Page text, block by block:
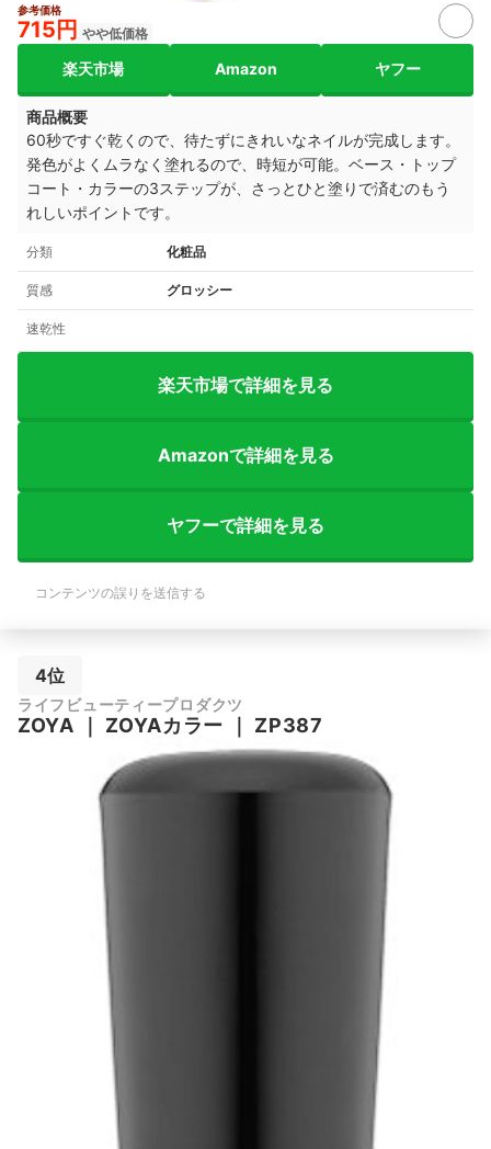
参考価格
715円 やや低価格
楽天市場 Amazon ヤフー
商品概要
60秒ですぐ乾くので、待たずにきれいなネイルが完成します。
発色がよくムラなく塗れるので、時短が可能。ベース・トップ
コート・カラーの3ステップが、さっとひと塗りで済むのもう
れしいポイントです。
分類 化粧品
質感 グロッシー
速乾性
楽天市場で詳細を見る
Amazonで詳細を見る
ヤフーで詳細を見る
コンテンツの誤りを送信する
4位
ライフビューティープロダクツ
ZOYA ZOYAカラー ZP387